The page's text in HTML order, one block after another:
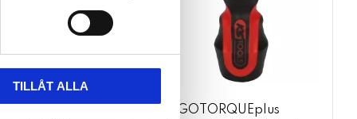
TILLÅT ALLA
ERGOTORQUEplus